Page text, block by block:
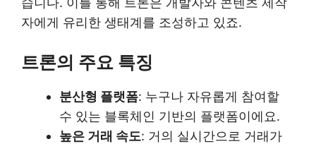
자에게 유리한 생태계를 조성하고 있죠.
트론의 주요 특징
분산형 플랫폼: 누구나 자유롭게 참여할
수 있는 블록체인 기반의 플랫폼이에요.
높은 거래 속도: 거의 실시간으로 거래가